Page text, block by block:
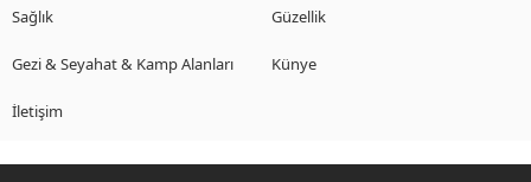
Sağlık Güzellik
Gezi & Seyahat & Kamp Alanları Künye
İletişim